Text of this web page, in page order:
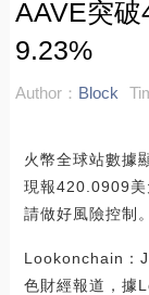
AAVE突
9.23%
Author： Block
火幣全球站數據
現報420.0909美
請做好風險控制。
Lookonchain：
色財經報道，據